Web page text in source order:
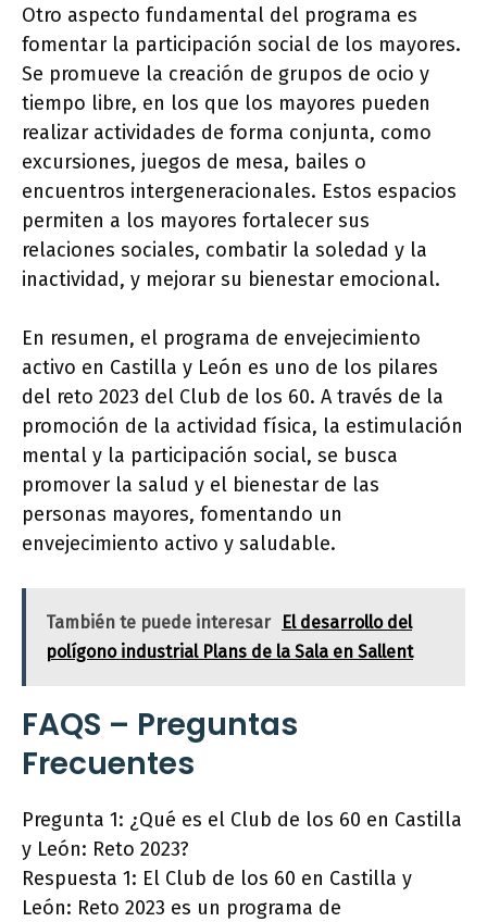
Otro aspecto fundamental del programa es
fomentar la participación social de los mayores.
Se promueve la creación de grupos de ocio y
tiempo libre, en los que los mayores pueden
realizar actividades de forma conjunta, como
excursiones, juegos de mesa, bailes o
encuentros intergeneracionales. Estos espacios
permiten a los mayores fortalecer sus
relaciones sociales, combatir la soledad y la
inactividad, y mejorar su bienestar emocional.
En resumen, el programa de envejecimiento
activo en Castilla y León es uno de los pilares
del reto 2023 del Club de los 60. A través de la
promoción de la actividad física, la estimulación
mental y la participación social, se busca
promover la salud y el bienestar de las
personas mayores, fomentando un
envejecimiento activo y saludable.
También te puede interesar
El desarrollo del
polígono industrial Plans de la Sala en Sallent
FAQS – Preguntas
Frecuentes
Pregunta 1: ¿Qué es el Club de los 60 en Castilla
y León: Reto 2023?
Respuesta 1: El Club de los 60 en Castilla y
León: Reto 2023 es un programa de